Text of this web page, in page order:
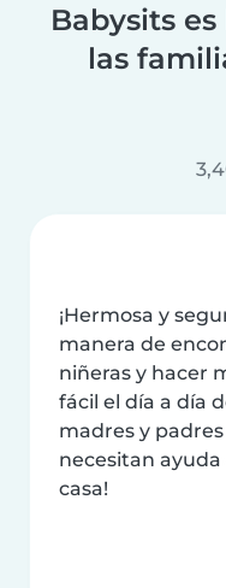
Babysits
las
¡Hermosa y
manera de
niñeras y hacer
fácil el día a día
madres y
necesitan ayuda
casa!